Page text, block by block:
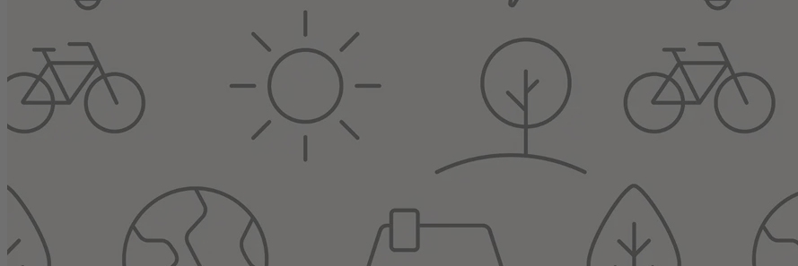
O soutěži Často kladené otázkyPravidla soutěže